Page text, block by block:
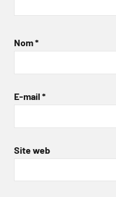
Nom*
E-mail *
Site web